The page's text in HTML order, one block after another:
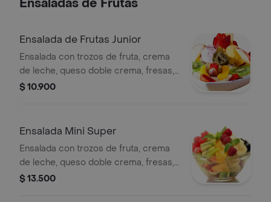
Ensaladas de Frutas
Ensalada de Frutas Junior
Ensalada con trozos de fruta, crema
de leche, queso doble crema, fresas,
galleta y helado a elegir, tamaño junior.
$ 10.900
Ensalada Mini Super
Ensalada con trozos de fruta, crema
de leche, queso doble crema, fresas,
galleta y helado a elegir, tamaño mini.
$ 13.500